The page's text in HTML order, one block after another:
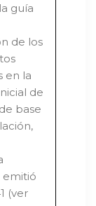
guía
de los
en la
de
base
emitió
(ver